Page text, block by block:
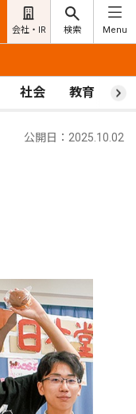
会社・IR 検索 Menu
社会 教育 ス
公開日：2025.10.02